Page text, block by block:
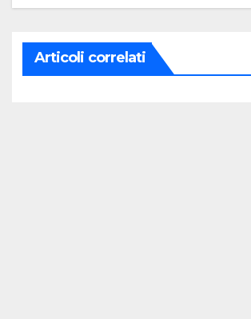
Articoli correlati